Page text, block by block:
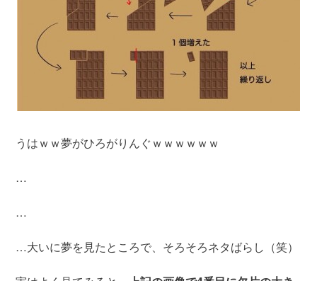
うはｗｗ夢がひろがりんぐｗｗｗｗｗｗ
…
…
…大いに夢を見たところで、そろそろネタばらし（笑）